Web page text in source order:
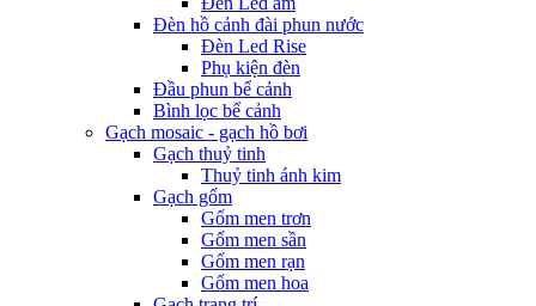
Đèn hồ cảnh đài phun nước
Đèn Led Rise
Phụ kiện đèn
Đầu phun bể cảnh
Bình lọc bể cảnh
Gạch mosaic - gạch hồ bơi
Gạch thuỷ tinh
Thuỷ tinh ánh kim
Gạch gốm
Gốm men trơn
Gốm men sần
Gốm men rạn
Gốm men hoa